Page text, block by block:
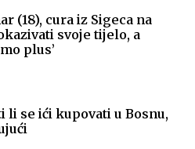
(18), cura iz Sigeca na
svoje tijelo, a
plus’
se ići kupovati u Bosnu,